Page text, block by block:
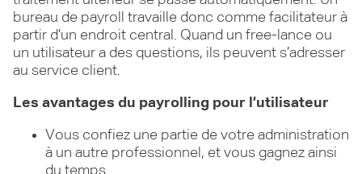
bureau de payroll travaille donc comme facilitateur à
partir d’un endroit central. Quand un free-lance ou
un utilisateur a des questions, ils peuvent s’adresser
au service client.
Les avantages du payrolling pour l’utilisateur
Vous confiez une partie de votre administration
à un autre professionnel, et vous gagnez ainsi
du temps.